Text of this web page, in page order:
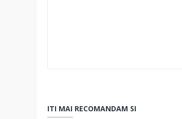
ITI MAI RECOMANDAM SI